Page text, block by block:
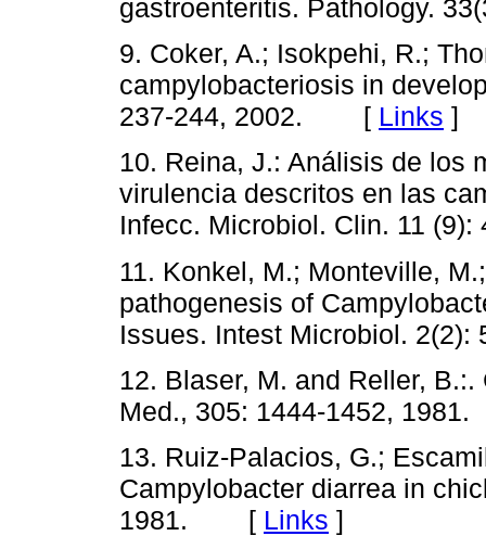
gastroenteritis. Pathology.
9. Coker, A.; Isokpehi, R.;
campylobacteriosis in
237-244, 2002. [ Links ]
10. Reina, J.: Análisis de los
virulencia descritos en las
Infecc. Microbiol. Clin. 11
11. Konkel, M.; Monteville,
pathogenesis of
Issues. Intest Microbiol.
12. Blaser, M. and Reller,
Med., 305: 1444-1452,
13. Ruiz-Palacios, G.;
Campylobacter diarrea in
1981. [ Links ]